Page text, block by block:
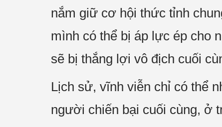
nắm giữ cơ hội thức tỉnh
mình có thể bị áp lực ép cho
sẽ bị thắng lợi vô địch cuối
Lịch sử, vĩnh viễn chỉ có thể
người chiến bại cuối cùng, ở